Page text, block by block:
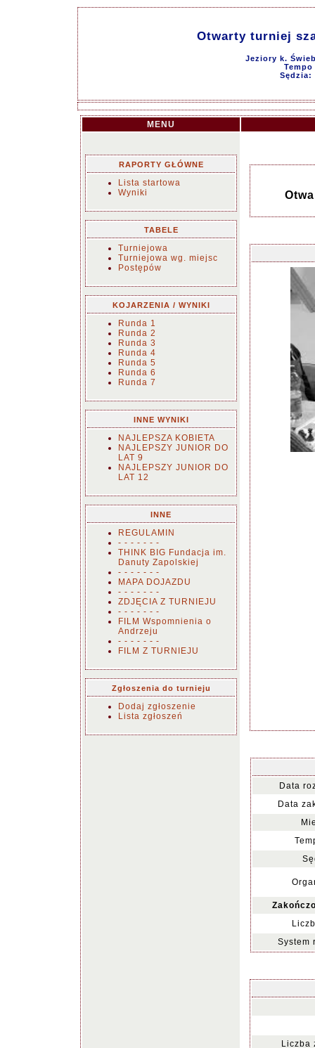
Otwarty turniej
Jeziory k.
Sędzia:
MENU
RAPORTY GŁÓWNE
Lista startowa
Wyniki
TABELE
Turniejowa
Turniejowa wg. miejsc
Postępów
KOJARZENIA / WYNIKI
Runda 1
Runda 2
Runda 3
Runda 4
Runda 5
Runda 6
Runda 7
INNE WYNIKI
NAJLEPSZA KOBIETA
NAJLEPSZY JUNIOR DO
LAT 9
NAJLEPSZY JUNIOR DO
LAT 12
INNE
REGULAMIN
- - - - - - -
THINK BIG Fundacja im.
Danuty Zapolskiej
- - - - - - -
MAPA DOJAZDU
- - - - - - -
ZDJĘCIA Z TURNIEJU
- - - - - - -
FILM Wspomnienia o
Andrzeju
- - - - - - -
FILM Z TURNIEJU
Zgłoszenia do turnieju
Dodaj zgłoszenie
Lista zgłoszeń
Data
Data
System
Liczba